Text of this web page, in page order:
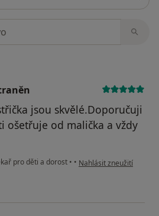
jsou skvělé.Doporučuji
ošetřuje od malička a vždy
pro děti a dorost • • podle názoru uživatele
Nahlásit zneužití